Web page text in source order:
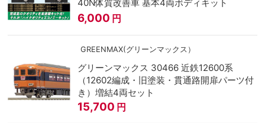
40N体質改善車 基本4両ボディキット
6,000 円
GREENMAX(グリーンマックス）
グリーンマックス 30466 近鉄12600系
（12602編成・旧塗装・貫通路開扉パーツ付
き）増結4両セット
15,700 円